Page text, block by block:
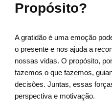
Propósito?
A gratidão é uma emoção
o presente e nos ajuda a
nossas vidas. O propósito,
fazemos o que fazemos,
decisões. Juntas, essas
perspectiva e motivação.